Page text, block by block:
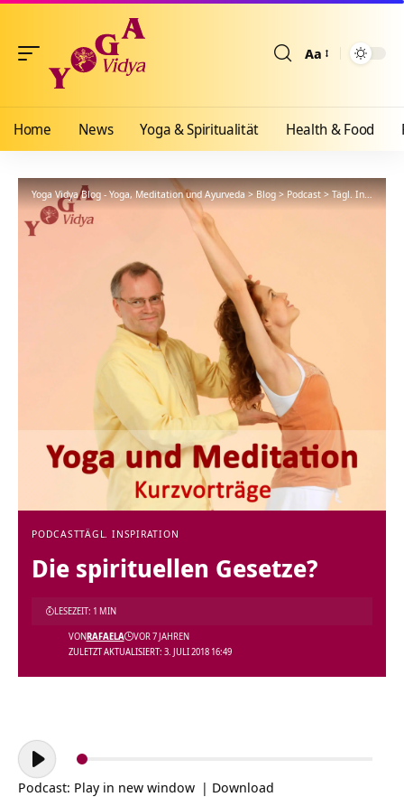
Aa
Home News Yoga & Spiritualität Health & Food
Yoga Vidya Blog - Yoga, Meditation und Ayurveda>Blog>Podcast>Tägl. Inspiration
PODCASTTÄGL. INSPIRATION
Die spirituellen Gesetze?
ZULETZT AKTUALISIERT: 3. JULI 2018 16:49
VONRAFAELA VOR 7 JAHREN
LESEZEIT: 1 MIN
Audio-
Player
Podcast: Play in new window | Download